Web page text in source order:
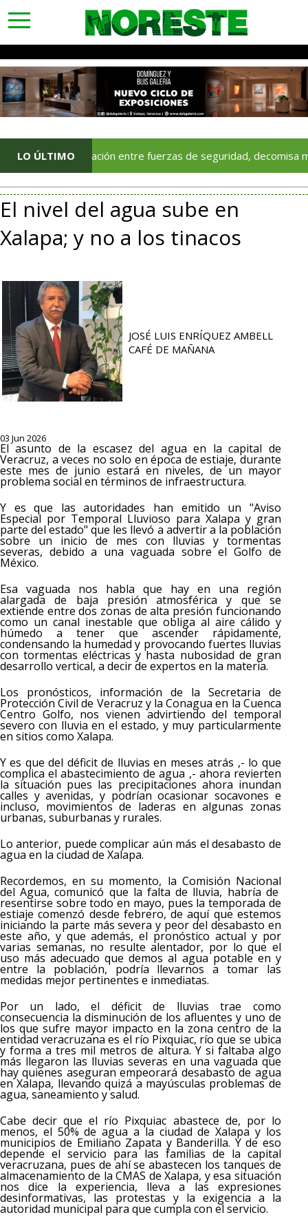
toggle
navigation
LO ÚLTIMOentre fuerzas de seguridad, decomisa más de 120
El nivel del agua sube en
Xalapa; y no a los tinacos
JOSÉ LUIS ENRÍQUEZ AMBELL
CAFÉ DE MAÑANA
03 Jun 2026
El asunto de la escasez del agua en la capital de
Veracruz, a veces no solo en época de estiaje, durante
este mes de junio estará en niveles, de un mayor
problema social en términos de infraestructura.
Y es que las autoridades han emitido un "⁠Aviso
Especial por Temporal Lluvioso para Xalapa y gran
parte del estado" que les llevó a advertir a la población
sobre un inicio de mes con lluvias y tormentas
severas, debido a una vaguada sobre el Golfo de
México.
Esa vaguada nos habla que hay en una región
alargada de baja presión atmosférica y que se
extiende entre dos zonas de alta presión funcionando
como un canal inestable que obliga al aire cálido y
húmedo a tener que ascender rápidamente,
condensando la humedad y provocando fuertes lluvias
con tormentas eléctricas y hasta nubosidad de gran
desarrollo vertical, a decir de expertos en la materia.
Los pronósticos, información de la Secretaria de
Protección Civil de Veracruz y la Conagua en la Cuenca
Centro Golfo, nos vienen advirtiendo del temporal
severo con lluvia en el estado, y muy particularmente
en sitios como Xalapa.
Y es que del déficit de lluvias en meses atrás ,- lo que
complica el abastecimiento de agua ,- ahora revierten
la situación pues las precipitaciones ahora inundan
calles y avenidas, y podrían ocasionar socavones e
incluso, movimientos de laderas en algunas zonas
urbanas, suburbanas y rurales.
Lo anterior, puede complicar aún más el desabasto de
agua en la ciudad de Xalapa.
Recordemos, en su momento, la Comisión Nacional
del Agua, comunicó que la falta de lluvia, habría de
resentirse sobre todo en mayo, pues la temporada de
estiaje comenzó desde febrero, de aquí que estemos
iniciando la parte más severa y peor del desabasto en
este año, y que además, el pronóstico actual y por
varias semanas, no resulte alentador, por lo que el
uso más adecuado que demos al agua potable en y
entre la población, podría llevarnos a tomar las
medidas mejor pertinentes e inmediatas.
Por un lado, el déficit de lluvias trae como
consecuencia la disminución de los afluentes y uno de
los que sufre mayor impacto en la zona centro de la
entidad veracruzana es el río Pixquiac, río que se ubica
y forma a tres mil metros de altura. Y si faltaba algo
más llegaron las lluvias severas en una vaguada que
hay quienes aseguran empeorará desabasto de agua
en Xalapa, llevando quizá a mayúsculas problemas de
agua, saneamiento y salud.
Cabe decir que el río Pixquiac abastece de, por lo
menos, el 50% de agua a la ciudad de Xalapa y los
municipios de Emiliano Zapata y Banderilla. Y de eso
depende el servicio para las familias de la capital
veracruzana, pues de ahí se abastecen los tanques de
almacenamiento de la CMAS de Xalapa, y esa situación
nos dice la experiencia, lleva a las expresiones
desinformativas, las protestas y la exigencia a la
autoridad municipal para que cumpla con el servicio.